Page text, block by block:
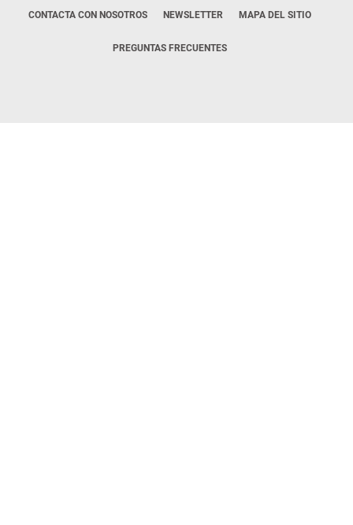
CONTACTA CON NOSOTROS NEWSLETTER MAPA DEL SITIO
PREGUNTAS FRECUENTES